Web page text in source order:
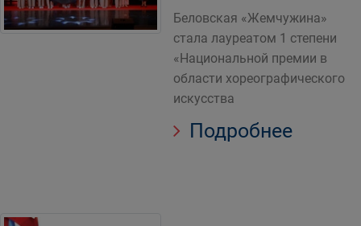
Беловская «Жемчужина»
стала лауреатом 1 степени
«Национальной премии в
области хореографического
искусства
Подробнее